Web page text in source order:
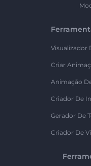
Visualizador
Criar
Animação
Criador De
Gerador De
Criador De